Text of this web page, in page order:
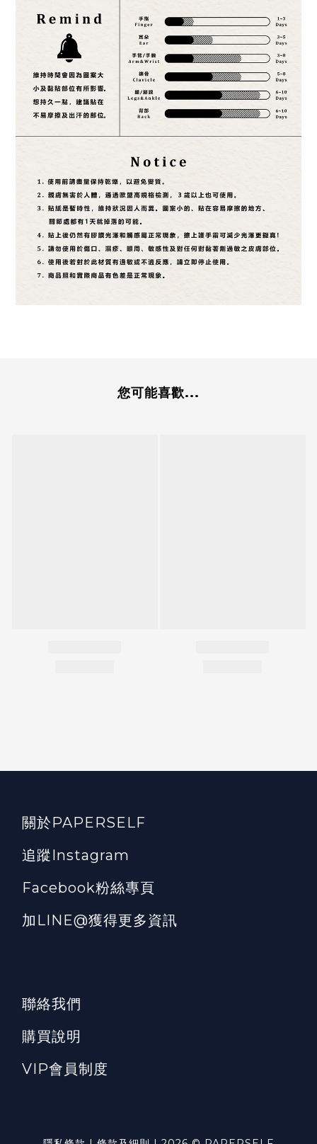
您可能喜歡...
關於PAPERSELF
追蹤Instagram
Facebook粉絲專頁
加LINE@獲得更多資訊
聯絡我們
購買說明
VIP會員制度